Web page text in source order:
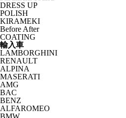
DRESS UP
POLISH
KIRAMEKI
Before After
COATING
輸入車
LAMBORGHINI
RENAULT
ALPINA
MASERATI
AMG
BAC
BENZ
ALFAROMEO
BMW